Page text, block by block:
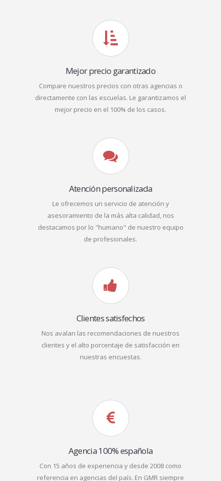
Mejor precio garantizado
Compare nuestros precios con otras agencias o
directamente con las escuelas. Le garantizamos el
mejor precio en el 100% de los casos.
Atención personalizada
Le ofrecemos un servicio de atención y
asesoramiento de la más alta calidad, nos
destacamos por lo "humano" de nuestro equipo
de profesionales.
Clientes satisfechos
Nos avalan las recomendaciones de nuestros
clientes y el alto porcentaje de satisfacción en
nuestras encuestas.
Agencia 100% española
Con 15 años de experiencia y desde 2008 como
referencia en agencias del país. En GMR siempre